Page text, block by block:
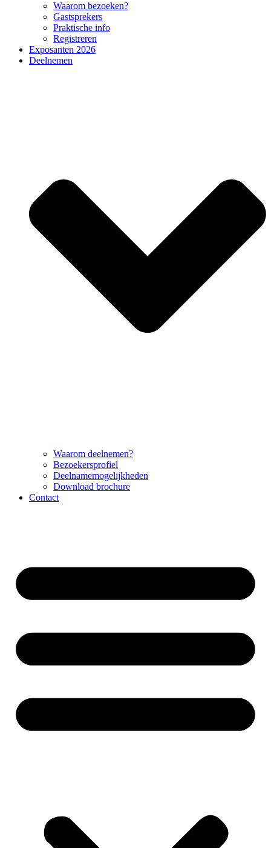
Waarom bezoeken?
Gastsprekers
Praktische info
Registreren
Exposanten 2026
Deelnemen
Waarom deelnemen?
Bezoekersprofiel
Deelnamemogelijkheden
Download brochure
Contact